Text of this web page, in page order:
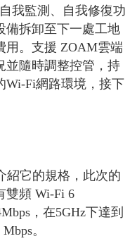
我監測、自我修復功
備拆卸至下一處工地
用。支援 ZOAM雲端
並隨時調整控管，持
Wi-Fi網路環境，接下
紹它的規格，此次的
雙頻 Wi-Fi 6
，在5GHz下達到
。